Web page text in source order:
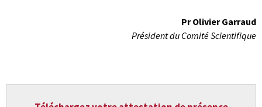
Pr Olivier Garraud
Président du Comité Scientifique